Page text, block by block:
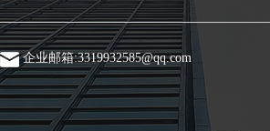
企业邮箱:3319932585@qq.com